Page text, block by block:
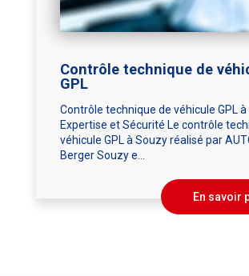
Contrôle technique de
GPL
Contrôle technique de véhicule GPL à
Expertise et Sécurité Le contrôle
véhicule GPL à Souzy réalisé par
Berger Souzy e...
En savoir